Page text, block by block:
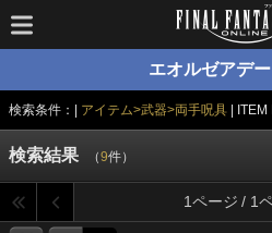
エオルゼアデ
検索条件：| アイテム>武器>両手呪具 |
検索結果 （9件）
1ページ / 1